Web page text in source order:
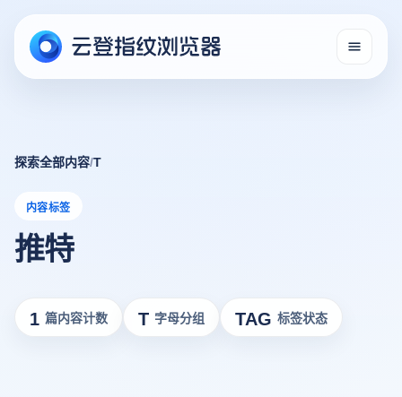
探索全部内容/T
内容标签
推特
1 篇内容计数 T 字母分组 TAG 标签状态